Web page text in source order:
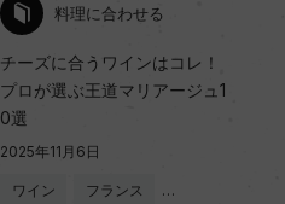
料理に合わせる
チーズに合うワインはコレ！
プロが選ぶ王道マリアージュ1
0選
2025年11月6日
ワイン フランス …